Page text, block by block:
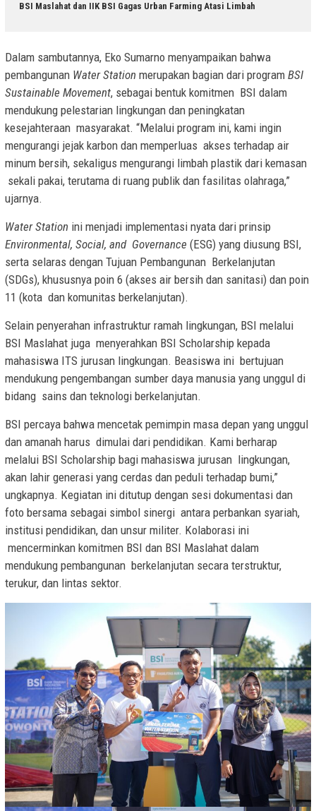
BSI Maslahat dan IIK BSI Gagas Urban Farming Atasi Limbah
Dalam sambutannya, Eko Sumarno menyampaikan bahwa
pembangunan Water Station merupakan bagian dari program BSI
Sustainable Movement, sebagai bentuk komitmen BSI dalam
mendukung pelestarian lingkungan dan peningkatan
kesejahteraan masyarakat. “Melalui program ini, kami ingin
mengurangi jejak karbon dan memperluas akses terhadap air
minum bersih, sekaligus mengurangi limbah plastik dari kemasan
sekali pakai, terutama di ruang publik dan fasilitas olahraga,”
ujarnya.
Water Station ini menjadi implementasi nyata dari prinsip
Environmental, Social, and Governance (ESG) yang diusung BSI,
serta selaras dengan Tujuan Pembangunan Berkelanjutan
(SDGs), khususnya poin 6 (akses air bersih dan sanitasi) dan poin
11 (kota dan komunitas berkelanjutan).
Selain penyerahan infrastruktur ramah lingkungan, BSI melalui
BSI Maslahat juga menyerahkan BSI Scholarship kepada
mahasiswa ITS jurusan lingkungan. Beasiswa ini bertujuan
mendukung pengembangan sumber daya manusia yang unggul di
bidang sains dan teknologi berkelanjutan.
BSI percaya bahwa mencetak pemimpin masa depan yang unggul
dan amanah harus dimulai dari pendidikan. Kami berharap
melalui BSI Scholarship bagi mahasiswa jurusan lingkungan,
akan lahir generasi yang cerdas dan peduli terhadap bumi,”
ungkapnya. Kegiatan ini ditutup dengan sesi dokumentasi dan
foto bersama sebagai simbol sinergi antara perbankan syariah,
institusi pendidikan, dan unsur militer. Kolaborasi ini
mencerminkan komitmen BSI dan BSI Maslahat dalam
mendukung pembangunan berkelanjutan secara terstruktur,
terukur, dan lintas sektor.